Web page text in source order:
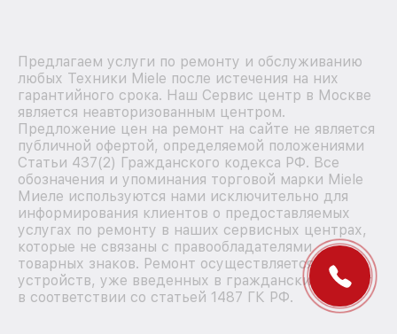
Предлагаем услуги по ремонту и обслуживанию
любых Техники Miele после истечения на них
гарантийного срока. Наш Сервис центр в Москве
является неавторизованным центром.
Предложение цен на ремонт на сайте не является
публичной офертой, определяемой положениями
Статьи 437(2) Гражданского кодекса РФ. Все
обозначения и упоминания торговой марки Miele
Миеле используются нами исключительно для
информирования клиентов о предоставляемых
услугах по ремонту в наших сервисных центрах,
которые не связаны с правообладателями
товарных знаков. Ремонт осуществляется для
устройств, уже введенных в гражданский оборот
в соответствии со статьей 1487 ГК РФ.